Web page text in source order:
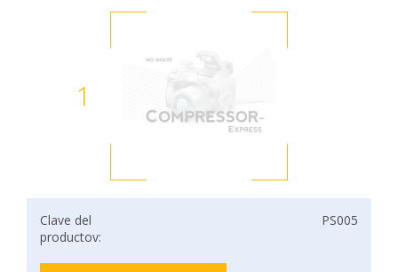
1
Clave del
productov:
PS005